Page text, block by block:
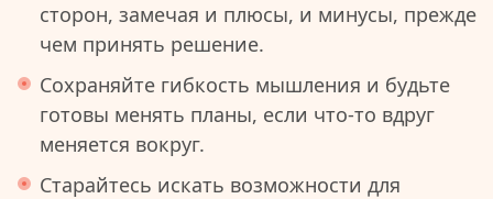
сторон, замечая и плюсы, и минусы, прежде
чем принять решение.
Сохраняйте гибкость мышления и будьте
готовы менять планы, если что-то вдруг
меняется вокруг.
Старайтесь искать возможности для